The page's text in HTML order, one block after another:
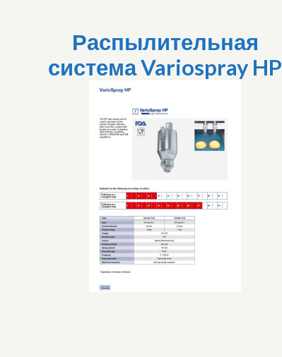
Распылительная
система Variospray HP